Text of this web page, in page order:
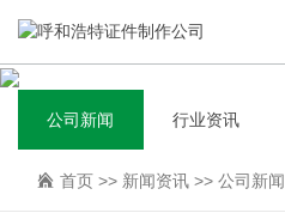
公司新闻 行业资讯
首页 >> 新闻资讯 >> 公司新闻